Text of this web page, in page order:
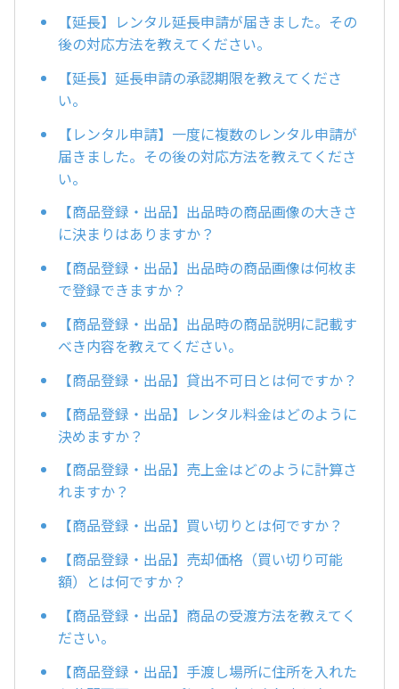
【延長】レンタル延長申請が届きました。その
後の対応方法を教えてください。
【延長】延長申請の承認期限を教えてくださ
い。
【レンタル申請】一度に複数のレンタル申請が
届きました。その後の対応方法を教えてくださ
い。
【商品登録・出品】出品時の商品画像の大きさ
に決まりはありますか？
【商品登録・出品】出品時の商品画像は何枚ま
で登録できますか？
【商品登録・出品】出品時の商品説明に記載す
べき内容を教えてください。
【商品登録・出品】貸出不可日とは何ですか？
【商品登録・出品】レンタル料金はどのように
決めますか？
【商品登録・出品】売上金はどのように計算さ
れますか？
【商品登録・出品】買い切りとは何ですか？
【商品登録・出品】売却価格（買い切り可能
額）とは何ですか？
【商品登録・出品】商品の受渡方法を教えてく
ださい。
【商品登録・出品】手渡し場所に住所を入れた